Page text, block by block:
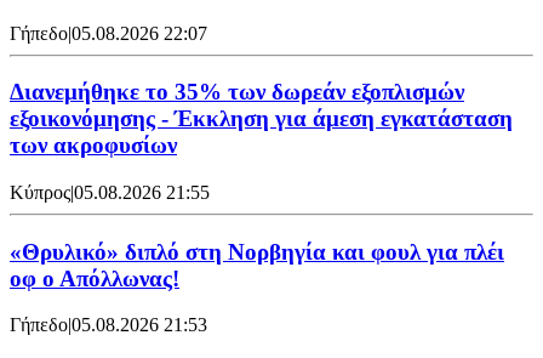
Γήπεδο|05.08.2026 22:07
Διανεμήθηκε το 35% των δωρεάν εξοπλισμών
εξοικονόμησης - Έκκληση για άμεση εγκατάσταση
των ακροφυσίων
Κύπρος|05.08.2026 21:55
«Θρυλικό» διπλό στη Νορβηγία και φουλ για πλέι
οφ ο Απόλλωνας!
Γήπεδο|05.08.2026 21:53